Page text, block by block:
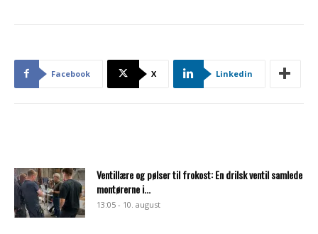
Facebook X Linkedin
Ventillære og pølser til frokost: En drilsk ventil samlede
montørerne i...
13:05 - 10. august